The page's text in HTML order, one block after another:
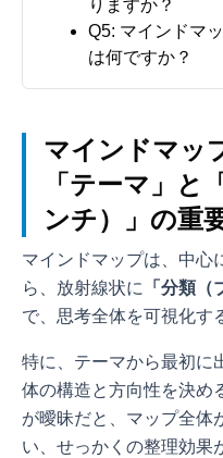
りますか？
Q5: マインドマ
は何ですか？
マインドマッ
「テーマ」と
ンチ）」の重
マインドマップは、中心
ら、放射線状に
「分類（
で、思考全体を可視化す
特に、テーマから最初に
体の構造と方向性を決め
が曖昧だと、マップ全体
い、せっかくの整理効果